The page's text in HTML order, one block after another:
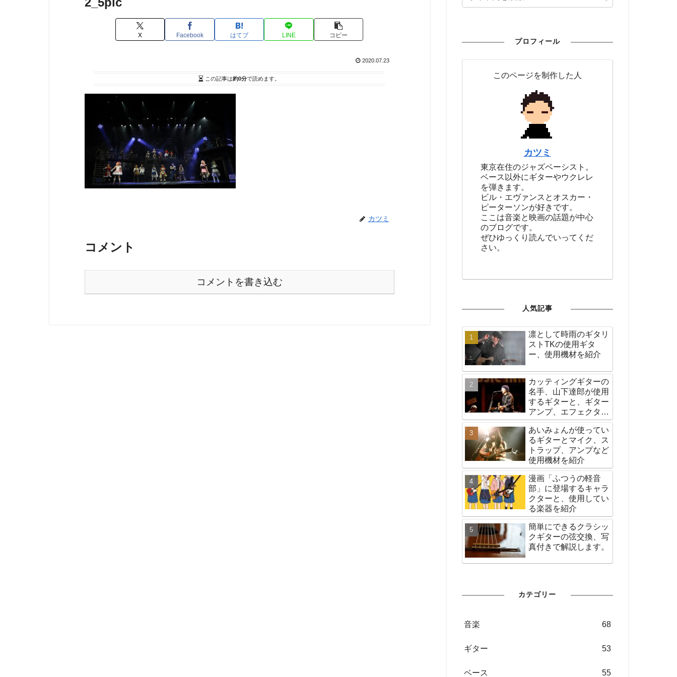
X Facebook はてブ LINE コピー
2020.07.23
この記事は約0分で読めます。
カツミ
コメント
コメントを書き込む
プロフィール
このページを制作した人
カツミ
東京在住のジャズベーシスト。
ベース以外にギターやウクレレ
を弾きます。
ビル・エヴァンスとオスカー・
ピーターソンが好きです。
ここは音楽と映画の話題が中心
のブログです。
ぜひゆっくり読んでいってくだ
さい。
人気記事
凛として時雨のギタリ
ストTKの使用ギタ
ー、使用機材を紹介
カッティングギターの
名手、山下達郎が使用
するギターと、ギター
アンプ、エフェクター
など機材の紹介
あいみょんが使ってい
るギターとマイク、ス
トラップ、アンプなど
使用機材を紹介
漫画「ふつうの軽音
部」に登場するキャラ
クターと、使用してい
る楽器を紹介
簡単にできるクラシッ
クギターの弦交換、写
真付きで解説します。
カテゴリー
音楽 68
ギター 53
ベース 55